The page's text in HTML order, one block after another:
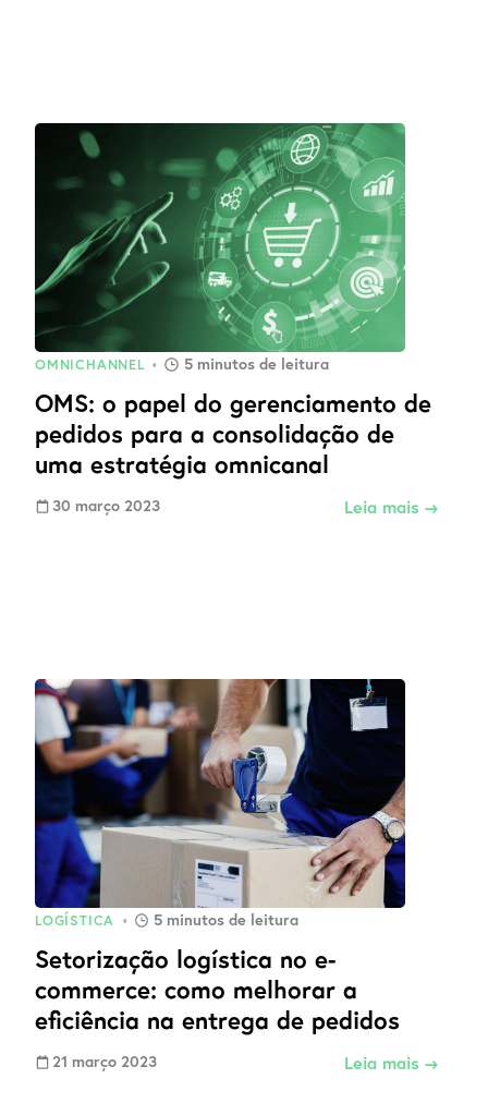
OMNICHANNEL • 5minutos de leitura
OMS: o papel do gerenciamento de
pedidos para a consolidação de
uma estratégia omnicanal
30 março 2023 Leia mais →
LOGÍSTICA • 5minutos de leitura
Setorização logística no e-
commerce: como melhorar a
eficiência na entrega de pedidos
21 março 2023 Leia mais →